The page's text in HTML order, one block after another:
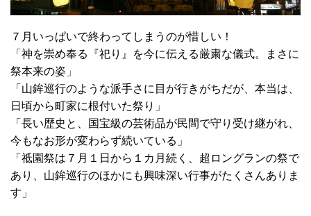
７月いっぱいで終わってしまうのが惜しい！
「神を崇め奉る『祀り』を今に伝える厳粛な儀式。まさに
祭本来の姿」
「山鉾巡行のような派手さに目が行きがちだが、本当は、
日頃から町家に根付いた祭り」
「長い歴史と、国宝級の芸術品が民間で守り受け継がれ、
今もなお形が変わらず続いている」
「祗園祭は７月１日から１カ月続く、超ロングランの祭で
あり、山鉾巡行のほかにも興味深い行事がたくさんありま
す」